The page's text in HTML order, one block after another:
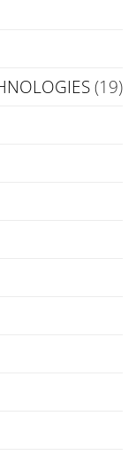
(19)